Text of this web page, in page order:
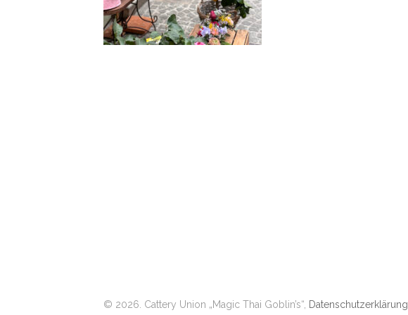
© 2026. Cattery Union „Magic Thai Goblin’s“, Datenschutzerklärung